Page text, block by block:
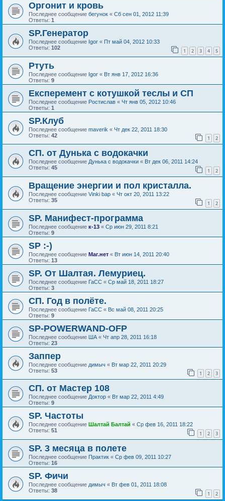
Оргонит и кровь
Последнее сообщение бегунок « Сб сен 01, 2012 11:39
Ответы: 1
SP.Генератор
Последнее сообщение Igor « Пт май 04, 2012 10:33
Ответы: 102 1 2 3 4 5
Ртуть
Последнее сообщение Igor « Вт янв 17, 2012 16:36
Ответы: 9
Експеремент с котушкой теслы и СП
Последнее сообщение Ростислав « Чт янв 05, 2012 10:46
Ответы: 1
SP.Клуб
Последнее сообщение maverik « Чт дек 22, 2011 18:30
Ответы: 42 1 2
СП. от Дунька с водокачки
Последнее сообщение Дунька с водокачки « Вт дек 06, 2011 14:24
Ответы: 45 1 2
Вращение энергии и пол кристалла.
Последнее сообщение Vinki bap « Чт окт 20, 2011 13:22
Ответы: 35 1 2
SP. Манифест-программа
Последнее сообщение к-13 « Ср июн 29, 2011 8:21
Ответы: 9
SP :-)
Последнее сообщение Маг.нет « Вт июн 14, 2011 20:40
Ответы: 13
SP. От Шалтая. Лемуриец.
Последнее сообщение ГаСС « Ср май 18, 2011 18:27
Ответы: 3
СП. Год в полёте.
Последнее сообщение ГаСС « Вс май 08, 2011 20:25
Ответы: 9
SP-POWERWAND-OFP
Последнее сообщение ША « Чт апр 28, 2011 16:18
Ответы: 23
Заппер
Последнее сообщение димыч « Вт мар 22, 2011 20:29
Ответы: 53 1 2 3
СП. от Мастер 108
Последнее сообщение Доктор « Вт мар 22, 2011 4:49
Ответы: 9
SP. Частоты
Последнее сообщение Шалтай Балтай « Ср фев 16, 2011 18:22
Ответы: 51 1 2 3
SP. 3 месяца в полете
Последнее сообщение Практик « Ср фев 09, 2011 10:27
Ответы: 16
SP. Фичи
Последнее сообщение димыч « Вт фев 01, 2011 18:08
Ответы: 38 1 2